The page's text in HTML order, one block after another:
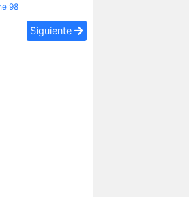
98
Siguiente